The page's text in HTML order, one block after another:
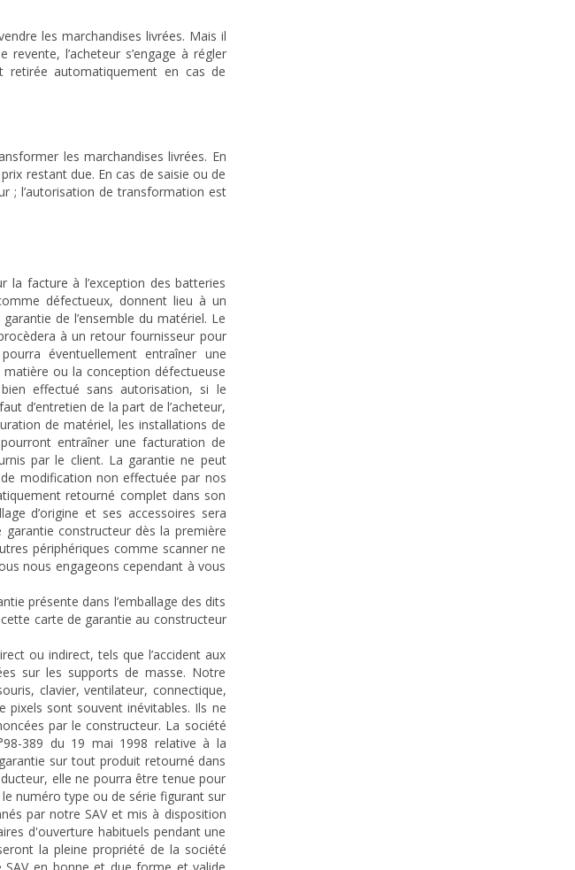
les marchandises livrées. Mais il
l’acheteur s’engage à régler
retirée automatiquement en cas de
les marchandises livrées. En
restant due. En cas de saisie ou de
; l’autorisation de transformation est
facture à l’exception des batteries
défectueux, donnent lieu à un
de l’ensemble du matériel. Le
à un retour fournisseur pour
éventuellement entraîner une
ou la conception défectueuse
effectué sans autorisation, si le
d’entretien de la part de l’acheteur,
de matériel, les installations de
entraîner une facturation de
par le client. La garantie ne peut
modification non effectuée par nos
retourné complet dans son
d’origine et ses accessoires sera
constructeur dès la première
périphériques comme scanner ne
nous engageons cependant à vous
présente dans l’emballage des dits
carte de garantie au constructeur
ou indirect, tels que l’accident aux
sur les supports de masse. Notre
clavier, ventilateur, connectique,
pixels sont souvent inévitables. Ils ne
par le constructeur. La société
389 du 19 mai 1998 relative à la
sur tout produit retourné dans
elle ne pourra être tenue pour
numéro type ou de série figurant sur
par notre SAV et mis à disposition
d'ouverture habituels pendant une
la pleine propriété de la société